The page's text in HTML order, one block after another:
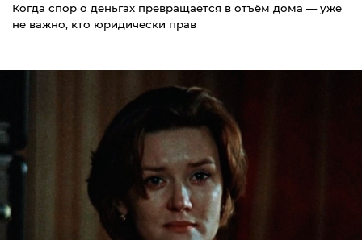
Когда спор о деньгах превращается в отъём дома — уже
не важно, кто юридически прав